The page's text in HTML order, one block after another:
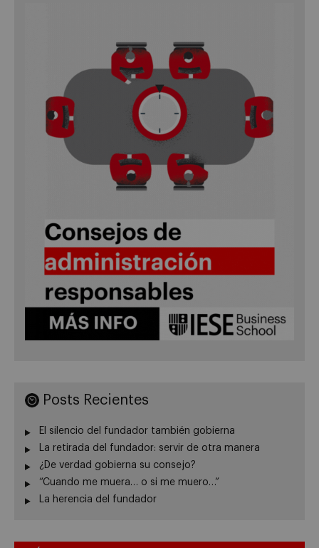
Posts Recientes
El silencio del fundador también gobierna
La retirada del fundador: servir de otra manera
¿De verdad gobierna su consejo?
“Cuando me muera… o si me muero…”
La herencia del fundador